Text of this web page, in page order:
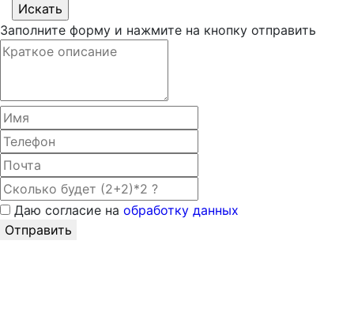
Заполните форму и нажмите на кнопку отправить
Даю согласие на обработку данных
Отправить